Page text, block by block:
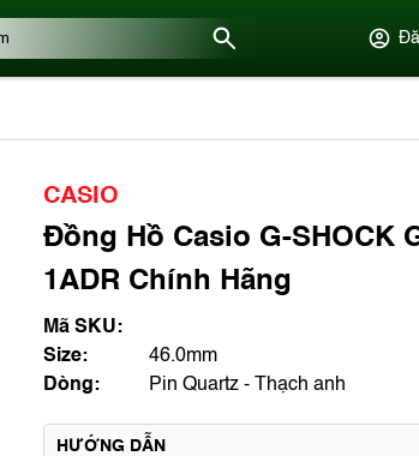
CASIO
Đồng Hồ Casio G-SHOCK
1ADR Chính Hãng
Mã SKU:
Size:
46.0mm
Dòng:
Pin Quartz - Thạch anh
HƯỚNG DẪN